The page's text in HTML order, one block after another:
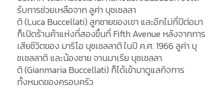
รับการช่วยเหลือจากลูค่าบุชเชลลา
ติ(LucaBuccellati)ลูกชายของเขาและอีกไม่กี่ปีต่อมา
ก็เปิดร้านค้าแห่งที่สองขึ้นที่FifthAvenueหลังจากการ
เสียชีวิตของ มาริโอ บุชเชลลาติในปีค.ศ. 1966ลูค่าบ
ชเชลลาติและน้องชายจานมาเรียบุชเชลลา
ติ(GianmariaBuccellati) ก็ได้เข้ามาดูแลกิจการ
ทั้งหมดของครอบครัว